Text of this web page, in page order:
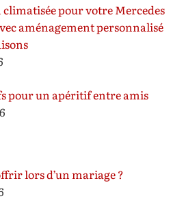
climatisée pour votre Mercedes
aménagement personnalisé
pour un apéritif entre amis
lors d’un mariage ?